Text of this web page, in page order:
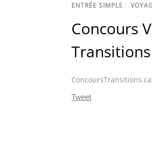
ENTRÉE SIMPLE /
Concours
Transitions
ConcoursTransitions.ca
Tweet